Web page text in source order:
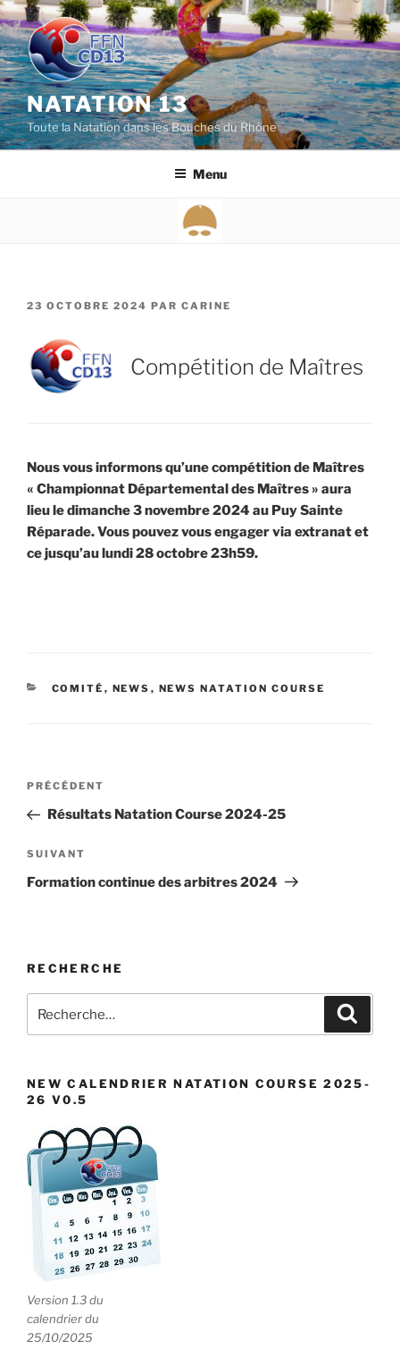
Aller
au
contenu
principal
NATATION 13
Toute la Natation dans les Bouches du Rhône
Menu
PUBLIÉ
23 OCTOBRE 2024 PAR CARINE
Compétition de Maîtres
Nous vous informons qu’une compétition de Maîtres
« Championnat Départemental des Maîtres » aura
lieu le dimanche 3 novembre 2024 au Puy Sainte
Réparade. Vous pouvez vous engager via extranat et
ce jusqu’au lundi 28 octobre 23h59.
CATÉGORIES
COMITÉ , NEWS , NEWS NATATION COURSE
Navigation
l’article
Article
précédent
PRÉCÉDENT
Résultats Natation Course 2024-25
Article
suivant
SUIVANT
Formation continue des arbitres 2024
RECHERCHE
pour
NEW CALENDRIER NATATION COURSE 2025-
26 V0.5
Version 1.3 du
calendrier du
25/10/2025